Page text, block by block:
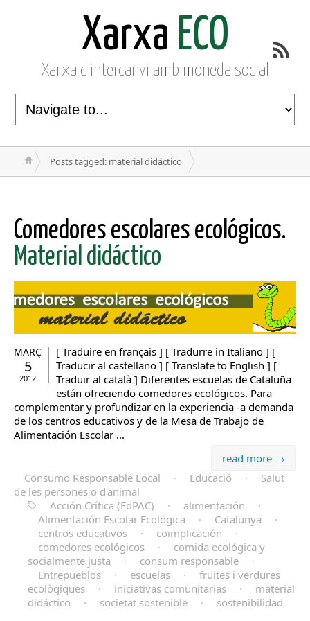
Xarxa ECO
Xarxa d'intercanvi amb moneda social
Posts tagged: material didáctico
Comedores escolares ecológicos.
Material didáctico
MARÇ
5
2012
[ Traduire en français ] [ Tradurre in Italiano ] [
Traducir al castellano ] [ Translate to English ] [
Traduir al català ] Diferentes escuelas de Cataluña
están ofreciendo comedores ecológicos. Para
complementar y profundizar en la experiencia -a demanda
de los centros educativos y de la Mesa de Trabajo de
Alimentación Escolar ...
read more →
Consumo Responsable Local
· Educació ·
Salut
de les persones o d'animal
Acción Crítica (EdPAC)
· alimentación
·
Alimentación Escolar Ecológica
· Catalunya
·
centros educativos
· coimplicación
·
comedores ecológicos
·
comida ecológica y
socialmente justa
· consum responsable
·
Entrepueblos
· escuelas ·
fruites i verdures
ecològiques
· iniciativas comunitarias ·
material
didáctico
· societat sostenible · sostenibilidad